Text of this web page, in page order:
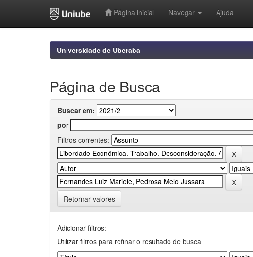
Página inicial Navegar Ajuda
Universidade de Uberaba
Página de Busca
Buscar em:
por
Filtros correntes:
Retornar valores
Adicionar filtros:
Utilizar filtros para refinar o resultado de busca.